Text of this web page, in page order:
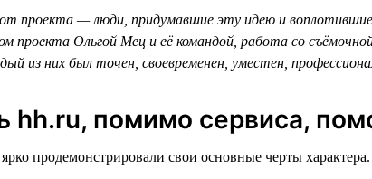
проекта — люди, придумавшие эту идею и воплотившие
проекта Ольгой Мец и её командой, работа со
из них был точен, своевременен, уместен,
hh.ru, помимо сервиса,
продемонстрировали свои основные черты характера.